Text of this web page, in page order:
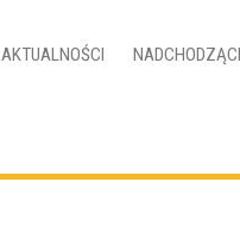
AKTUALNOŚCI